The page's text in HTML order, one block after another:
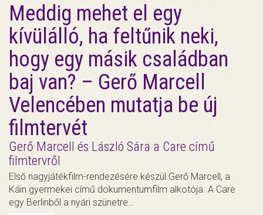
Meddig mehet el egy
kívülálló, ha feltűnik neki,
hogy egy másik családban
baj van? – Gerő Marcell
Velencében mutatja be új
filmtervét
Gerő Marcell és László Sára a Care című
filmtervről
Első nagyjátékfilm-rendezésére készül Gerő Marcell, a
Káin gyermekei című dokumentumfilm alkotója. A Care
egy Berlinből a nyári szünetre…